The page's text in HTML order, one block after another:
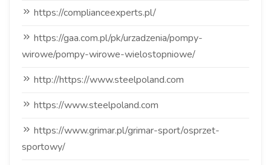
https://complianceexperts.pl/
https://gaa.com.pl/pk/urzadzenia/pompy-
wirowe/pompy-wirowe-wielostopniowe/
http://https://www.steelpoland.com
https://www.steelpoland.com
https://www.grimar.pl/grimar-sport/osprzet-
sportowy/